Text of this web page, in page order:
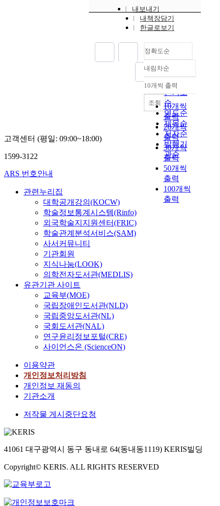
내보내기
내책장담기
한글로보기
정확도순
정확도
순
인기도
순
연도순
제목순
저자순
발행기
관순
내림차순
내림차순
10개씩 출력
10개씩
출력
20개씩
출력
30개씩
출력
50개씩
출력
100개씩
출력
조회
고객센터 (평일: 09:00~18:00)
1599-3122
ARS 번호안내
관련누리집
대학공개강의(KOCW)
학술정보통계시스템(Rinfo)
외국학술지지원센터(FRIC)
학술관계분석서비스(SAM)
사서커뮤니티
기관회원
지식나눔(LOOK)
의학전자도서관(MEDLIS)
유관기관 사이트
교육부(MOE)
국립장애인도서관(NLD)
국립중앙도서관(NL)
국회도서관(NAL)
연구윤리정보포털(CRE)
사이언스온 (ScienceON)
이용약관
개인정보처리방침
개인정보 재동의
기관소개
저작물 게시중단요청
41061 대구광역시 동구 동내로 64(동내동1119) KERIS빌딩
Copyright© KERIS. ALL RIGHTS RESERVED